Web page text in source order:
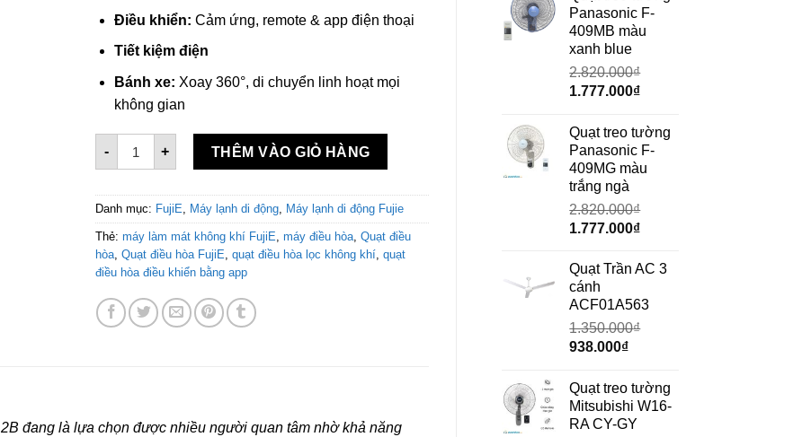
Panasonic F-
409MB màu
xanh blue
2.820.000₫
Giá
là:
2.820.000₫.
1.777.000₫Giá
tại
là:
1.777.000₫.
Quạt treo tường
Panasonic F-
409MG màu
trắng ngà
2.820.000₫
Giá
là:
2.820.000₫.
1.777.000₫Giá
tại
1.777.000₫.
Quạt Trần AC 3
cánh
ACF01A563
1.350.000₫
Giá
là:
1.350.000₫.
938.000₫Giá
tại
là:
938.000₫.
Quạt treo tường
Mitsubishi W16-
RA CY-GY
Điều khiển: Cảm ứng, remote & app điện thoại
Tiết kiệm điện
Bánh xe: Xoay 360°, di chuyển linh hoạt mọi
không gian
-
Máy lạnh di động FujiE MPAC12B - 12000BTU số lượng
+ THÊM VÀO GIỎ HÀNG
Danh mục: FujiE, Máy lạnh di động, Máy lạnh di động Fujie
Thẻ: máy làm mát không khí FujiE, máy điều hòa, Quạt điều
hòa, Quạt điều hòa FujiE, quạt điều hòa lọc không khí, quạt
điều hòa điều khiển bằng app
đang là lựa chọn được nhiều người quan tâm nhờ khả năng